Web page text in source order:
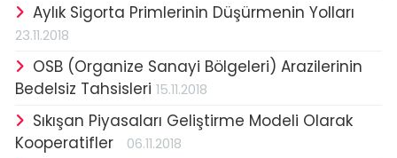
Aylık Sigorta Primlerinin Düşürmenin Yolları
23.11.2018
OSB (Organize Sanayi Bölgeleri) Arazilerinin
Bedelsiz Tahsisleri 15.11.2018
Sıkışan Piyasaları Geliştirme Modeli Olarak
Kooperatifler
06.11.2018